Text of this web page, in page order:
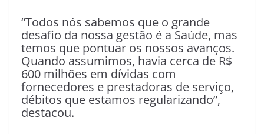
“Todos nós sabemos que o grande
desafio da nossa gestão é a Saúde, mas
temos que pontuar os nossos avanços.
Quando assumimos, havia cerca de R$
600 milhões em dívidas com
fornecedores e prestadoras de serviço,
débitos que estamos regularizando”,
destacou.